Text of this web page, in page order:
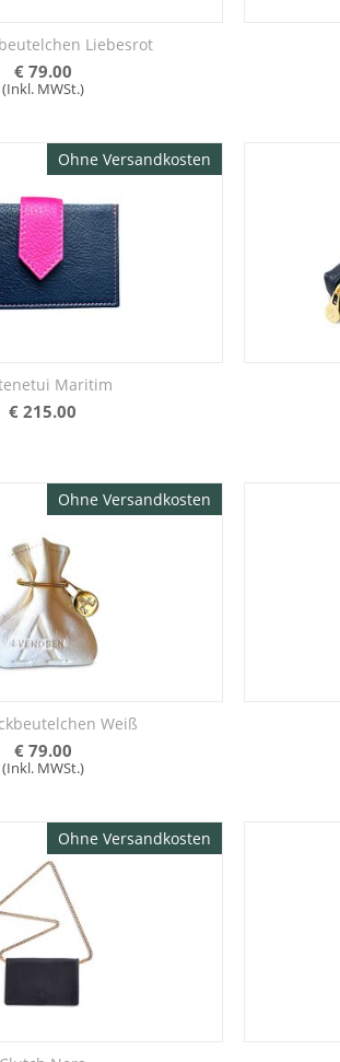
Liebesrot
€ 79.00
(Inkl. MWSt.)
Ohne Versandkosten
Maritim
€215.00
Ohne Versandkosten
Weiß
€ 79.00
(Inkl. MWSt.)
Ohne Versandkosten